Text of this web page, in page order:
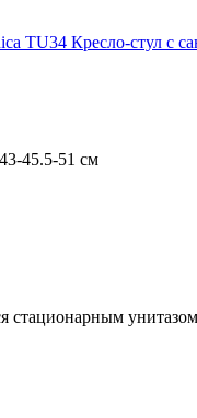
Кресло-стул с
45.5-51 см
стационарным унитазом